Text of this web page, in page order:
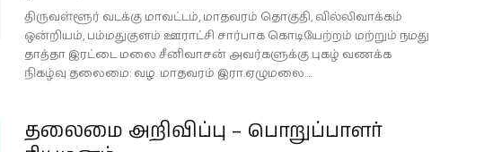
திருவள்ளூர் வடக்கு மாவட்டம், மாதவரம் தொகுதி, வில்லிவாக்கம்
ஒன்றியம், பம்மதுகுளம் ஊராட்சி சார்பாக கொடியேற்றம் மற்றும் நமது
தாத்தா இரட்டை மலை சீனிவாசன் அவர்களுக்கு புகழ் வணக்க
நிகழ்வு தலைமை: வழ. மாதவரம் இரா.ஏழுமலை....
தலைமை அறிவிப்பு – பொறுப்பாளர்